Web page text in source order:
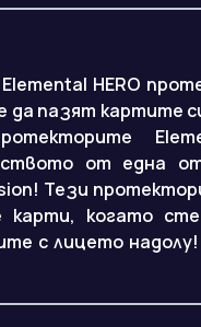
HERO
да пазят картите
от една
Тези
карти, когато
с лицето